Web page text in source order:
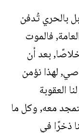
بالحري تُدفن
فالموت
بعد أن
لهذا نؤمن
العقوبة
معه, وكل ما
ذخرًا في